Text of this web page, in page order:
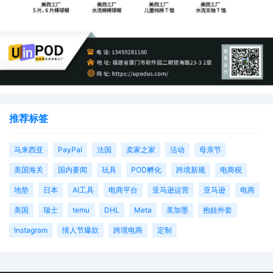
推荐标签
马来西亚 PayPal 法国 卖家之家 活动 母亲节
美国海关 国内要闻 玩具 POD孵化 跨境新规 电商税
地垫 日本 AI工具 电商平台 亚马逊运营 亚马逊 电商
美国 瑞士 temu DHL Meta 美加墨 抱娃外套
Instagram 情人节爆款 跨境电商 定制